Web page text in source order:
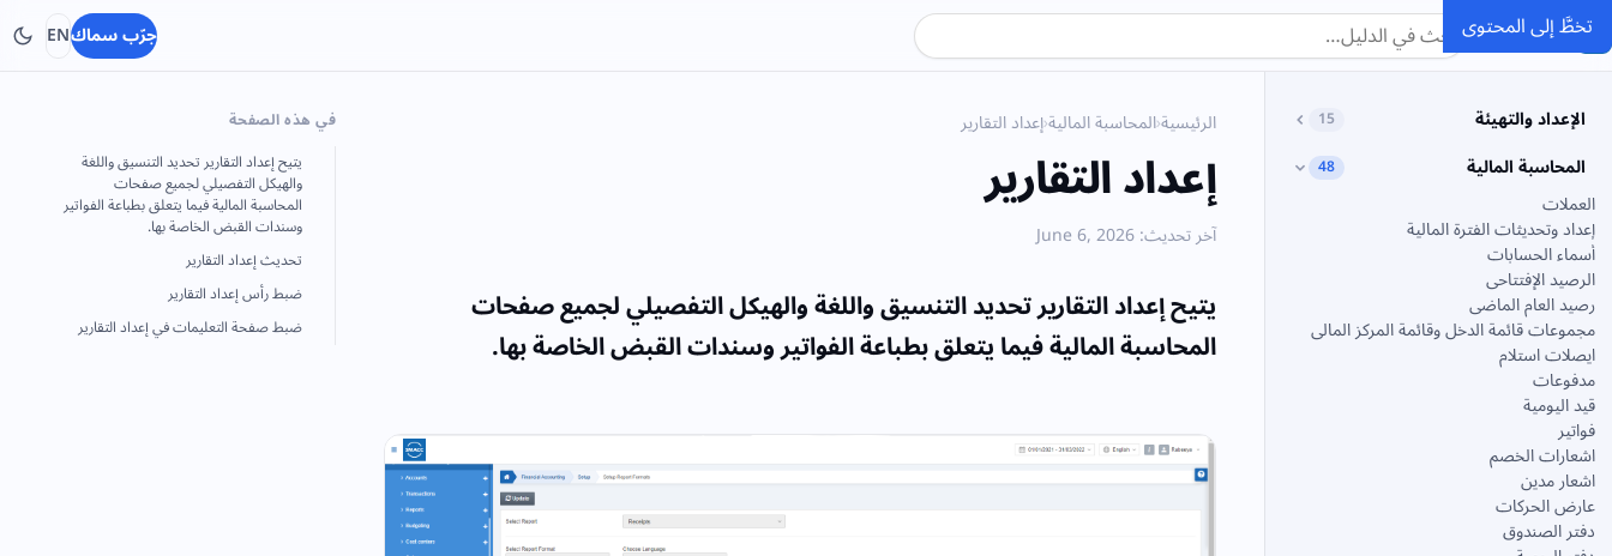
تخطَّ إلى المحتوى
SMACCالدليل جرّب سماكEN
الإعداد والتهيئة 15
المحاسبة المالية 48
العملات
إعداد وتحديثات الفترة المالية
أسماء الحسابات
الرصيد الإفتتاحى
رصيد العام الماضى
مجموعات قائمة الدخل وقائمة المركز المالى
ايصلات استلام
مدفوعات
قيد اليومية
فواتير
اشعارات الخصم
اشعار مدين
عارض الحركات
دفتر الصندوق
الرئيسية›المحاسبة المالية›إعداد التقارير
إعداد التقارير
آخر تحديث: June 6, 2026
يتيح إعداد التقارير تحديد التنسيق واللغة والهيكل التفصيلي لجميع صفحات
المحاسبة المالية فيما يتعلق بطباعة الفواتير وسندات القبض الخاصة بها.
في هذه الصفحة
يتيح إعداد التقارير تحديد التنسيق واللغة
والهيكل التفصيلي لجميع صفحات
المحاسبة المالية فيما يتعلق بطباعة الفواتير
وسندات القبض الخاصة بها.
تحديث إعداد التقارير
ضبط رأس إعداد التقارير
ضبط صفحة التعليمات في إعداد التقارير